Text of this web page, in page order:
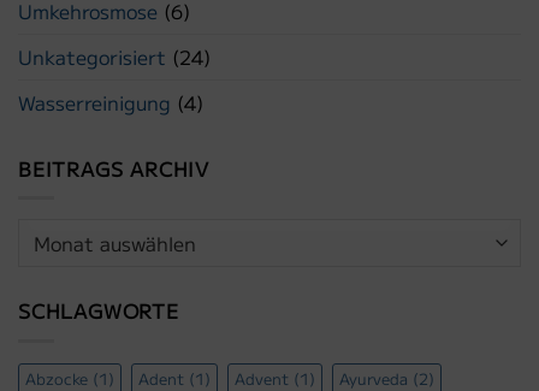
Umkehrosmose (6)
Unkategorisiert (24)
Wasserreinigung (4)
BEITRAGS ARCHIV
Beitrags
Archiv
SCHLAGWORTE
Abzocke (1) Adent (1) Advent (1) Ayurveda (2)